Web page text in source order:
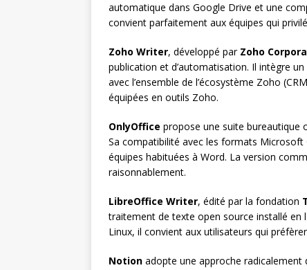
automatique dans Google Drive et une
convient parfaitement aux équipes qui
Zoho Writer, développé par Zoho
publication et d’automatisation. Il intègre
avec l’ensemble de l’écosystème Zoho
équipées en outils Zoho.
OnlyOffice propose une suite bureautique
Sa compatibilité avec les formats
équipes habituées à Word. La version
raisonnablement.
LibreOffice Writer, édité par la fondation
traitement de texte open source installé en
Linux, il convient aux utilisateurs qui
Notion adopte une approche radicalement